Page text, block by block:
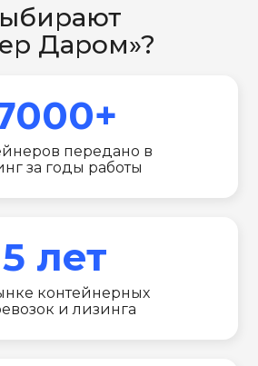
Даром»?
передано в
за годы работы
5 лет
контейнерных
и лизинга